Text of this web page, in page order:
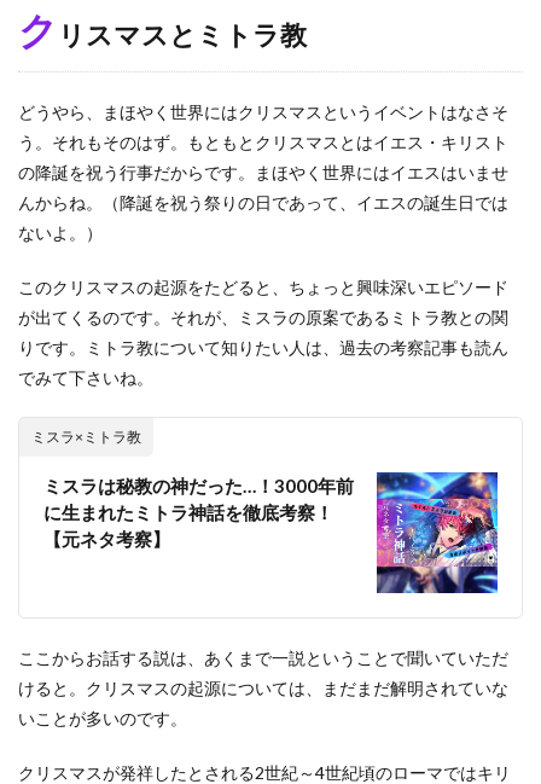
ク リスマスとミトラ教
どうやら、まほやく世界にはクリスマスというイベントはなさそ
う。それもそのはず。もともとクリスマスとはイエス・キリスト
の降誕を祝う行事だからです。まほやく世界にはイエスはいませ
んからね。（降誕を祝う祭りの日であって、イエスの誕生日では
ないよ。）
このクリスマスの起源をたどると、ちょっと興味深いエピソード
が出てくるのです。それが、ミスラの原案であるミトラ教との関
りです。ミトラ教について知りたい人は、過去の考察記事も読ん
でみて下さいね。
ミスラ×ミトラ教
ミスラは秘教の神だった…！3000年前
に生まれたミトラ神話を徹底考察！
【元ネタ考察】
ここからお話する説は、あくまで一説ということで聞いていただ
けると。クリスマスの起源については、まだまだ解明されていな
いことが多いのです。
クリスマスが発祥したとされる2世紀～4世紀頃のローマではキリ